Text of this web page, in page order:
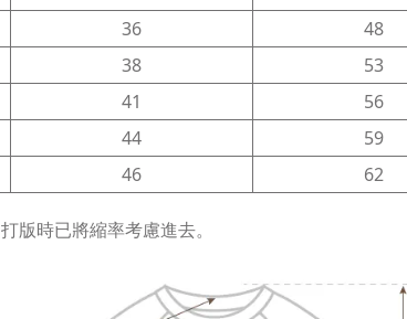
36
48
38
53
41
56
44
59
46
62
版時已將縮率考慮進去。